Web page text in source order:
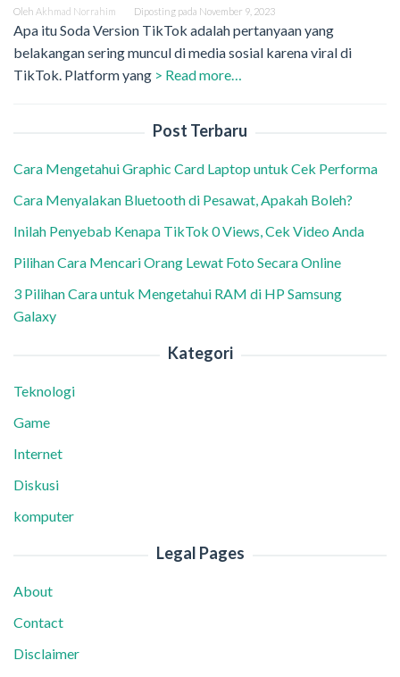
Oleh Akhmad Norrahim Diposting pada November 9, 2023
Apa itu Soda Version TikTok adalah pertanyaan yang
belakangan sering muncul di media sosial karena viral di
TikTok. Platform yang > Read more…
Post Terbaru
Cara Mengetahui Graphic Card Laptop untuk Cek Performa
Cara Menyalakan Bluetooth di Pesawat, Apakah Boleh?
Inilah Penyebab Kenapa TikTok 0 Views, Cek Video Anda
Pilihan Cara Mencari Orang Lewat Foto Secara Online
3 Pilihan Cara untuk Mengetahui RAM di HP Samsung
Galaxy
Kategori
Teknologi
Game
Internet
Diskusi
komputer
Legal Pages
About
Contact
Disclaimer